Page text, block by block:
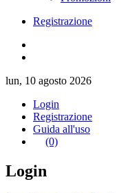
Registrazione
lun, 10 agosto 2026
Login
Registrazione
Guida all'uso
(0)
Login